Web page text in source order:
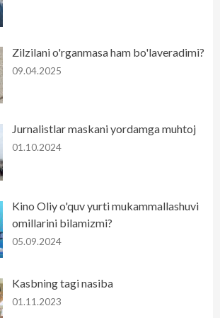
Zilzilani o'rganmasa ham bo'laveradimi?
09.04.2025
Jurnalistlar maskani yordamga muhtoj
01.10.2024
Kino Oliy o'quv yurti mukammallashuvi
omillarini bilamizmi?
05.09.2024
Kasbning tagi nasiba
01.11.2023